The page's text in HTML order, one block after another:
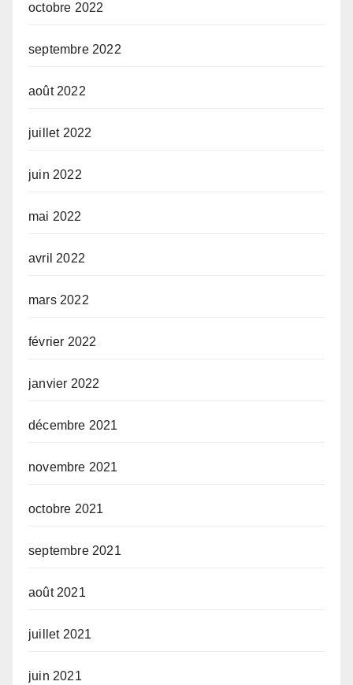
octobre 2022
septembre 2022
août 2022
juillet 2022
juin 2022
mai 2022
avril 2022
mars 2022
février 2022
janvier 2022
décembre 2021
novembre 2021
octobre 2021
septembre 2021
août 2021
juillet 2021
juin 2021